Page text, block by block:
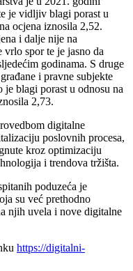
je vidljiv blagi porast u
ocjena iznosila 2,52.
i dalje nije na
spor te je jasno da
godinama. S druge
i pravne subjekte
blagi porast u odnosu na
2,73.
digitalne
poslovnih procesa,
kroz optimizaciju
i trendova tržišta.
poduzeća je
su već prethodno
njih uvela i nove digitalne
https://digitalni-